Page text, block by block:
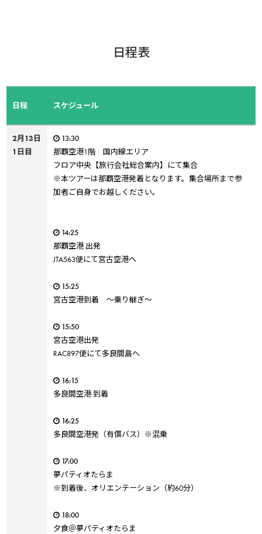
日程表
日程 スケジュール
2月13日
1日目
13:30
那覇空港1階 国内線エリア
フロア中央【旅行会社総合案内】にて集合
※本ツアーは那覇空港発着となります。集合場所まで参
加者ご自身でお越しください。
14:25
那覇空港 出発
JTA563便にて宮古空港へ
15:25
宮古空港到着 ～乗り継ぎ～
15:50
宮古空港出発
RAC897便にて多良間島へ
16:15
多良間空港 到着
16:25
多良間空港発（有償バス）※混乗
17:00
夢パティオたらま
※到着後、オリエンテーション（約60分）
18:00
夕食＠夢パティオたらま